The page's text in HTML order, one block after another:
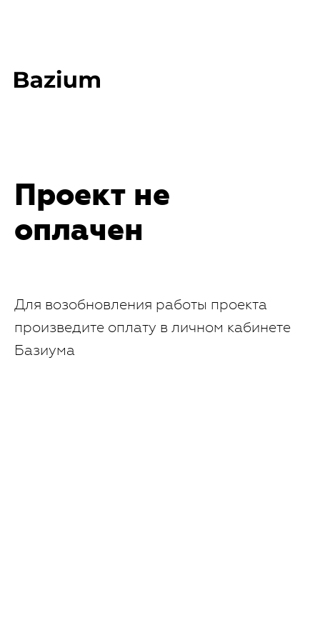
Проект не
оплачен
Для возобновления работы проекта
произведите оплату в личном кабинете
Базиума